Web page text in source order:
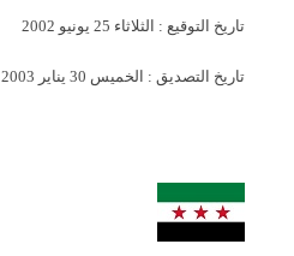
تاريخ التوقيع : الثلاثاء 25 يونيو 2002
تاريخ التصديق : الخميس 30 يناير 2003